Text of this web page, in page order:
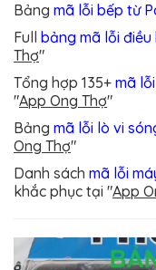
Bảng mã lỗi bếp từ
Full bảng mã lỗi
Thợ"
Tổng hợp 135+ mã
"App Ong Thợ"
Bảng mã lỗi lò vi
Ong Thợ"
Danh sách mã lỗi
khắc phục tại "App